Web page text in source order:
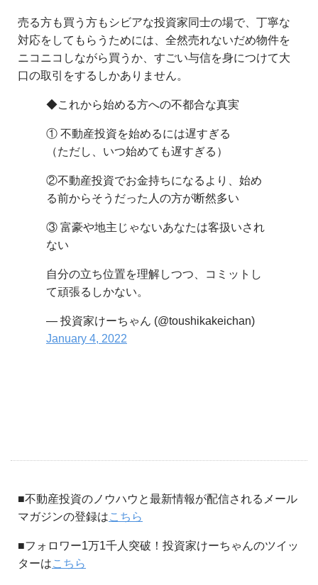
売る方も買う方もシビアな投資家同士の場で、丁寧な
対応をしてもらうためには、全然売れないだめ物件を
ニコニコしながら買うか、すごい与信を身につけて大
口の取引をするしかありません。
◆これから始める方への不都合な真実
① 不動産投資を始めるには遅すぎる
（ただし、いつ始めても遅すぎる）
②不動産投資でお金持ちになるより、始め
る前からそうだった人の方が断然多い
③ 富豪や地主じゃないあなたは客扱いされ
ない
自分の立ち位置を理解しつつ、コミットし
て頑張るしかない。
— 投資家けーちゃん (@toushikakeichan)
January 4, 2022
■不動産投資のノウハウと最新情報が配信されるメール
マガジンの登録はこちら
■フォロワー1万1千人突破！投資家けーちゃんのツイッ
ターはこちら